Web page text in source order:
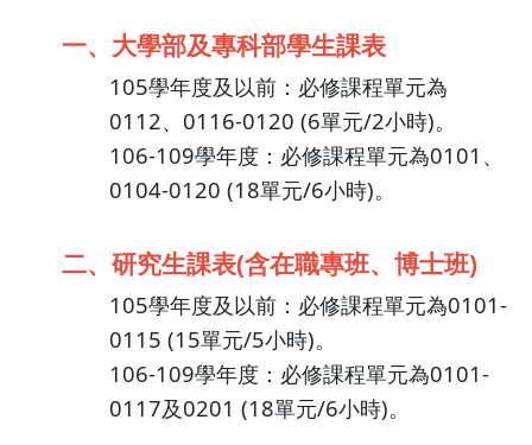
一、大學部及專科部學生課表
105學年度及以前：必修課程單元為
0112、0116-0120 (6單元/2小時)。
106-109學年度：必修課程單元為0101、
0104-0120 (18單元/6小時)。
二、研究生課表(含在職專班、博士班)
105學年度及以前：必修課程單元為0101-
0115 (15單元/5小時)。
106-109學年度：必修課程單元為0101-
0117及0201 (18單元/6小時)。